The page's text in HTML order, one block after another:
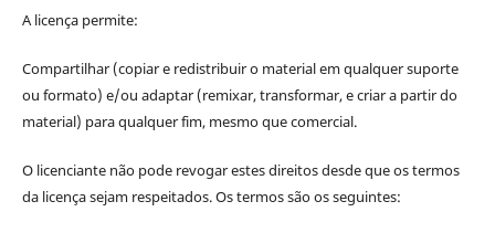
A licença permite:
Compartilhar (copiar e redistribuir o material em qualquer suporte
ou formato) e/ou adaptar (remixar, transformar, e criar a partir do
material) para qualquer fim, mesmo que comercial.
O licenciante não pode revogar estes direitos desde que os termos
da licença sejam respeitados. Os termos são os seguintes: